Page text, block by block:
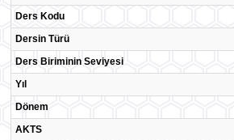
Ders Kodu
Dersin Türü
Ders Biriminin Seviyesi
Yıl
Dönem
AKTS